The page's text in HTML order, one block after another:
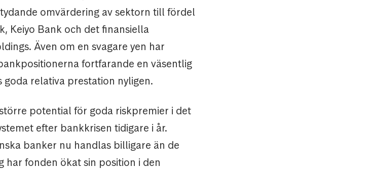
omvärdering av sektorn till fördel
Keiyo Bank och det finansiella
Även om en svagare yen har
fortfarande en väsentlig
relativa prestation nyligen.
potential för goda riskpremier i det
efter bankkrisen tidigare i år.
banker nu handlas billigare än de
har fonden ökat sin position i den